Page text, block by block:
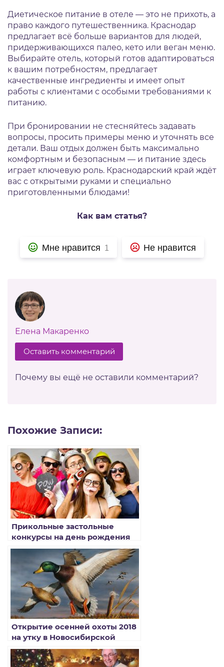
Диетическое питание в отеле — это не прихоть, а
право каждого путешественника. Краснодар
предлагает всё больше вариантов для людей,
придерживающихся палео, кето или веган меню.
Выбирайте отель, который готов адаптироваться
к вашим потребностям, предлагает
качественные ингредиенты и имеет опыт
работы с клиентами с особыми требованиями к
питанию.
При бронировании не стесняйтесь задавать
вопросы, просить примеры меню и уточнять все
детали. Ваш отдых должен быть максимально
комфортным и безопасным — и питание здесь
играет ключевую роль. Краснодарский край ждёт
вас с открытыми руками и специально
приготовленными блюдами!
Как вам статья?
Мне нравится 1 Не нравится
Елена Макаренко
Оставить комментарий
Почему вы ещё не оставили комментарий?
Похожие Записи:
Прикольные застольные
конкурсы на день рождения
для веселой компании
Открытие осенней охоты 2018
на утку в Новосибирской
области